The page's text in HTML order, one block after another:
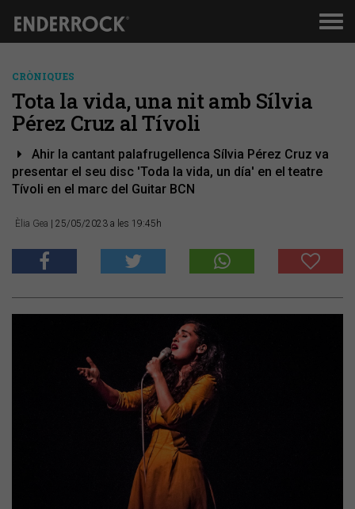
CRÒNIQUES
Tota la vida, una nit amb Sílvia
Pérez Cruz al Tívoli
Ahir la cantant palafrugellenca Sílvia Pérez Cruz va
presentar el seu disc 'Toda la vida, un día' en el teatre
Tívoli en el marc del Guitar BCN
Èlia Gea | 25/05/2023 a les 19:45h